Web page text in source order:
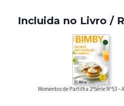
Incluida no Livro /
Momentos de Partilha 2ªSérie Nº53 –